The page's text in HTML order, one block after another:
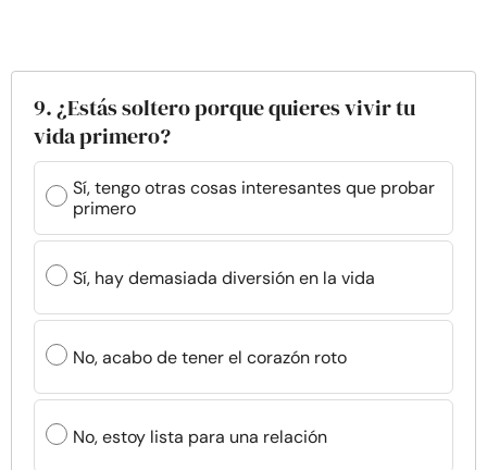
9. ¿Estás soltero porque quieres vivir tu
vida primero?
Sí, tengo otras cosas interesantes que probar
primero
Sí, hay demasiada diversión en la vida
No, acabo de tener el corazón roto
No, estoy lista para una relación